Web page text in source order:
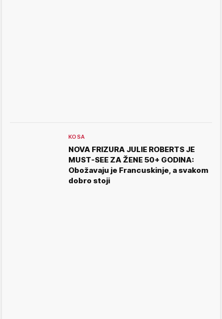
KOSA
NOVA FRIZURA JULIE ROBERTS JE
MUST-SEE ZA ŽENE 50+ GODINA:
Obožavaju je Francuskinje, a svakom
dobro stoji